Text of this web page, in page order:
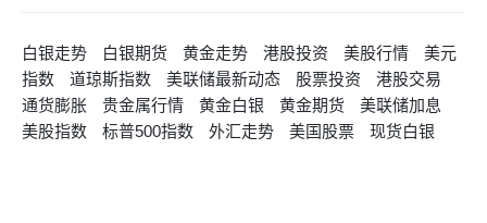
白银走势 白银期货 黄金走势 港股投资 美股行情
美元
指数
道琼斯指数 美联储最新动态 股票投资
港股交易
通货膨胀
贵金属行情 黄金白银 黄金期货
美联储加息
美股指数
标普500指数 外汇走势 美国股票 现货白银